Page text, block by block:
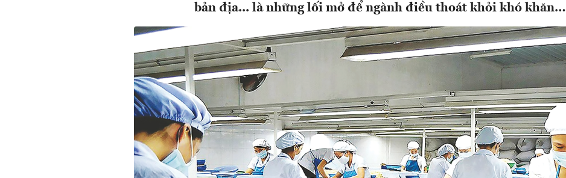
bản địa... là những lối mở để ngành điều thoát khỏi khó khăn…